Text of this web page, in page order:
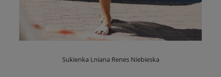
Sukienka Lniana Renes Niebieska